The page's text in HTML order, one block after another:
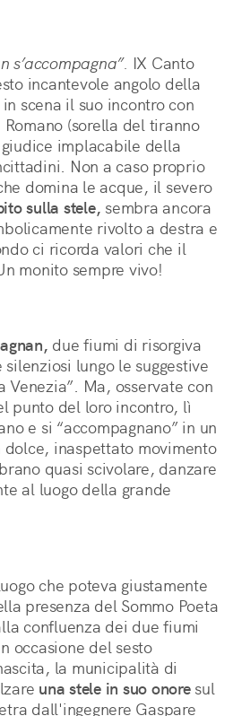
s’accompagna”. IX Canto
incantevole angolo della
scena il suo incontro con
(sorella del tiranno
implacabile della
Non a caso proprio
domina le acque, il severo
sulla stele, sembra ancora
rivolto a destra e
ci ricorda valori che il
monito sempre vivo!
due fiumi di risorgiva
lungo le suggestive
Venezia”. Ma, osservate con
punto del loro incontro, lì
e si “accompagnano” in un
inaspettato movimento
quasi scivolare, danzare
al luogo della grande
che poteva giustamente
presenza del Sommo Poeta
confluenza dei due fiumi
occasione del sesto
la municipalità di
una stele in suo onoresul
dall'ingegnere Gaspare